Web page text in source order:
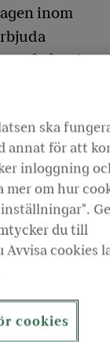
inom
pågående
valde
förlänga
med
Att
är i linje
var 72 procent
kunder.
är en
ska
annat för att
inloggning
mer om hur
du till
cookies
cookies